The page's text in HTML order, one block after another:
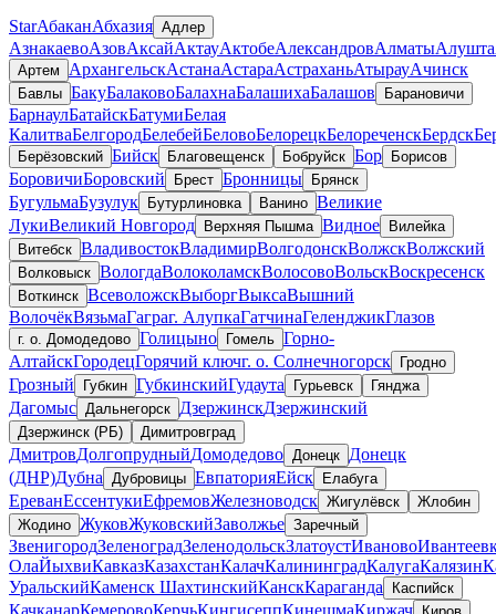
StarАбаканАбхазия Адлер
АзнакаевоАзовАксайАктауАктобеАлександровАлматыАлушта
Артем АрхангельскАстанаАстараАстраханьАтырауАчинск
Бавлы БакуБалаковоБалахнаБалашихаБалашов Барановичи
БарнаулБатайскБатумиБелая
КалитваБелгородБелебейБеловоБелорецкБелореченскБердск
Берёзовский Бийск Благовещенск Бобруйск Бор Борисов
БоровичиБоровский Брест Бронницы Брянск
БугульмаБузулук Бутурлиновка Ванино Великие
ЛукиВеликий Новгород Верхняя Пышма Видное
Вилейка
Витебск ВладивостокВладимирВолгодонскВолжскВолжский
Волковыск ВологдаВолоколамскВолосовоВольскВоскресенск
Воткинск ВсеволожскВыборгВыксаВышний
ВолочёкВязьмаГаграг. АлупкаГатчинаГеленджикГлазов
г. о. Домодедово Голицыно Гомель Горно-
АлтайскГородецГорячий ключг. о. Солнечногорск Гродно
Грозный Губкин ГубкинскийГудаута Гурьевск Гянджа
Дагомыс Дальнегорск ДзержинскДзержинский
Дзержинск (РБ) Димитровград
ДмитровДолгопрудныйДомодедово Донецк Донецк
(ДНР)Дубна Дубровицы ЕвпаторияЕйск Елабуга
ЕреванЕссентукиЕфремовЖелезноводск Жигулёвск
Жлобин
Жодино ЖуковЖуковскийЗаволжье Заречный
ЗвенигородЗеленоградЗеленодольскЗлатоустИваново
ОлаЙыхвиКавказКазахстанКалачКалининградКалугаКалязин
УральскийКаменск ШахтинскийКанскКараганда Каспийск
КачканарКемеровоКерчьКингисеппКинешмаКиржач